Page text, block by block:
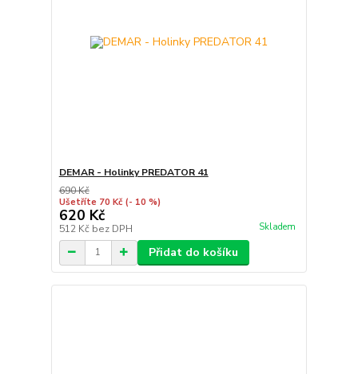
DEMAR - Holinky PREDATOR 41
690 Kč
Ušetříte 70 Kč (- 10 %)
620 Kč
512 Kč bez DPH Skladem
Přidat do košíku